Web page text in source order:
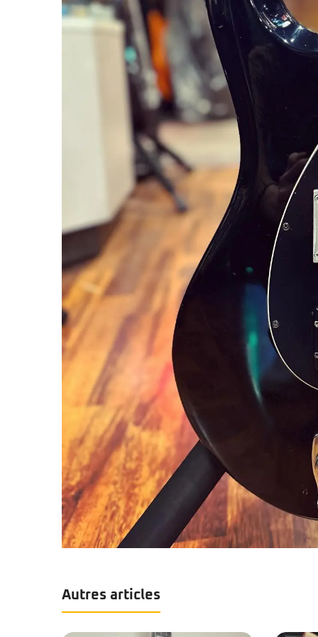
American Pro II
American Pro Classic
American Ultra II
American Vintage II
Nouveau
Made in Japan
Nouveau
Gretsch
Exclusivité
Bassforce
Hagstrom
miKro
Contrebasse UB
Kala
Lakland
Serie F10
Serie M2
Serie P5
Serie P7
Serie V3
Serie V5
Serie V7
Serie Z3
Music Man
Prodipe
Autres articles